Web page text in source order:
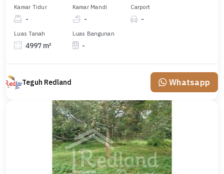
Kamar Tidur
-
Kamar Mandi
-
Carport
-
Luas Tanah
4997 m²
Luas Bangunan
-
Teguh Redland Whatsapp